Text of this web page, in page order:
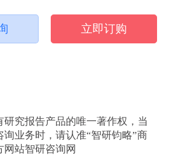
立即订购
研究报告产品的唯一著作权，当
询业务时，请认准“智研钧略”商
站智研咨询网